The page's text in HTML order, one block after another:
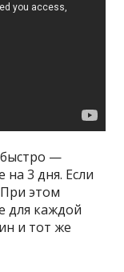
быстро —
3 дня. Если
этом
для каждой
и тот же